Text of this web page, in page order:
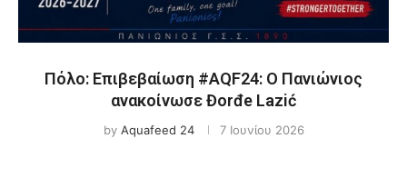
Πόλο: Επιβεβαίωση #AQF24: Ο Πανιώνιος
ανακοίνωσε Đorđe Lazić
by Aquafeed 24 7 Ιουνίου 2026